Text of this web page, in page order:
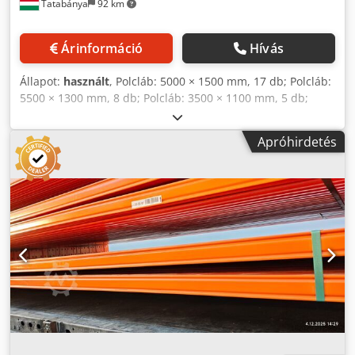
Pneumatikus meghajtás: 2 db Vészleállító gomb: 1 db
1 db Görgős szállítószalag: kb. 4,5 m RollerDrive elem: 1 db
Pneumatikus stopper, oldalt: 1 db Meghajtás: 1 db A
RollerDrive elem vezérlése: 1 db Elektromos meghajtás
frekvenciaváltóval: 1 db Pneumatikus meghajtás: 2 db
Gyors kiemelés Lejtős görgőspálya: 1,3 m Dkedpfx Anoznc
R Ssrsr Alváz a tároló merevítéséhez: 2 db Különleges
betáplálás RollerDrive elem: 1 db Alváz a tároló
merevítéséhez: 2 db A RollerDrive elem vezérlése: 1 db
"Pick by Light" munkaállomás RollerDrive elem: 1 db
Projektor: 1 db Felső szerkezet a tároló merevítéséhez: 1 db
A RollerDrive elem vezérlése: 1 db Projektor vezérlése: 1 db
További műszaki részletek a mellékelt ajánlatban
találhatóak.
Tatabánya 92 km
Árinformáció Hívás
Állapot: használt, Polcláb: 5000 × 1500 mm, 17 db; Polcláb:
5500 × 1300 mm, 8 db; Polcláb: 3500 × 1100 mm, 5 db;
Polcláb: 5500 × 510 mm, 3 db; Polcoszlop: 5000 mm, 11 db;
Gerenda: 1350 × 65 mm, 199 db; Gerenda: 1350 × 60 mm,
19 db; Kocsisín: 8650 mm, 28 db; Kocsisín: 7860 mm, 12
db; Kocsisín végzáróval: 6000 mm, 40 db; Kocsi végdarab:
40 db; Polcláb merevítő: 1400 mm, 70 db; 1 kocsi + töltő +
távirányító Dksdpfx Anjxcua Usrsr
Apróhirdetés